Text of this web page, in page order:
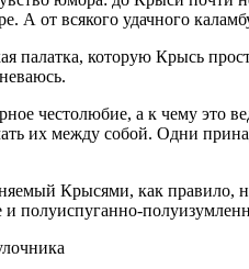
А от всякого удачного
палатка, которую Крысь
честолюбие, а к чему это
их между собой. Одни
Крысями, как правило,
и полуиспуганно-